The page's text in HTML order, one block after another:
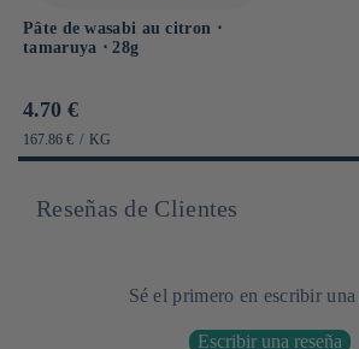
Pâte de wasabi au citron ⋅
tamaruya ⋅ 28g
Prix
habituel
4.70 €
PRIX
UNITAIRE
167.86 € / PAR
KG
Reseñas de Clientes
Sé el primero en escribir una
Escribir una reseña